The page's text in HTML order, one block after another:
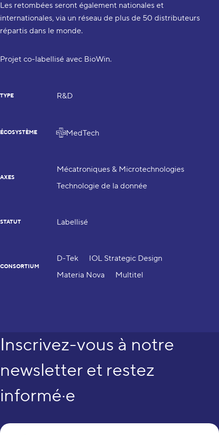
Les retombées seront également nationales et
internationales, via un réseau de plus de 50 distributeurs
répartis dans le monde.
Projet co-labellisé avec BioWin.
TYPE R&D
ÉCOSYSTÈME MedTech
AXES
Mécatroniques & Microtechnologies
Technologie de la donnée
STATUT Labellisé
CONSORTIUM
D-Tek
IOL Strategic Design
Materia Nova
Multitel
Inscrivez-vous à notre
newsletter et restez
informé·e